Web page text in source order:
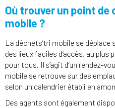
Où trouver un point de
mobile ?
La déchets’tri mobile se
des lieux faciles d’accès, au
pour tous. Il s’agit d’un rendez-
mobile se retrouve sur des
selon un calendrier établi en
Des agents sont également